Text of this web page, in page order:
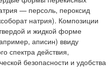
— персоль, пероксид
натрия). Композиции
и жидкой форме
аписин) ввиду
спектра действия,
безопасности и удобства